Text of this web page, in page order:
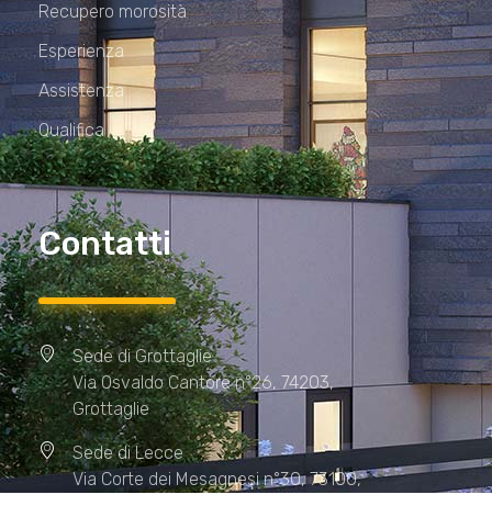
Recupero morosità
Esperienza
Assistenza
Qualifica
Contatti
Sede di Grottaglie
Via Osvaldo Cantore n°26, 74203,
Grottaglie
Sede di Lecce
Via Corte dei Mesagnesi n°30, 73100,